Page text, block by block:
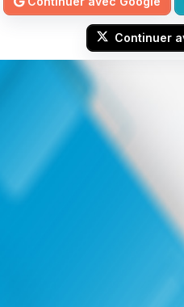
Continuer